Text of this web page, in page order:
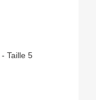
Taille 5